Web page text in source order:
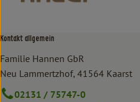
Kontakt allgemein
Familie Hannen GbR
Neu Lammertzhof, 41564 Kaarst
02131 / 75747-0